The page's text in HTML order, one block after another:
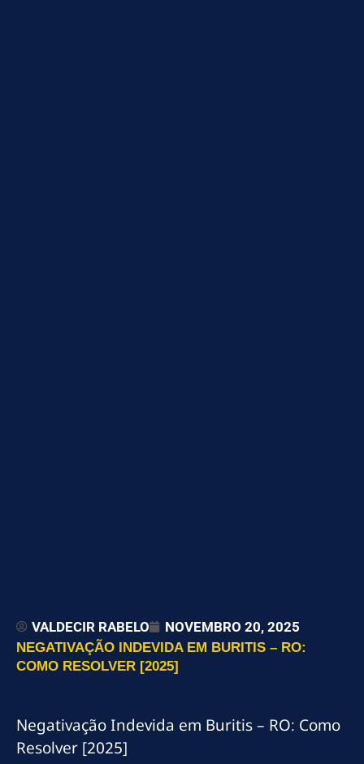
VALDECIR RABELO NOVEMBRO 20, 2025
NEGATIVAÇÃO INDEVIDA EM BURITIS – RO:
COMO RESOLVER [2025]
Negativação Indevida em Buritis – RO: Como
Resolver [2025]